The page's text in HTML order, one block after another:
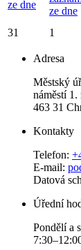
ze dne
ze dne
31 1
Adresa
Městský
náměstí 1.
463 31
Kontakty
Telefon:
E-mail:
Datová
Úřední
Pondělí a